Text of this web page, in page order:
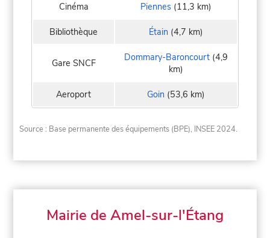
Cinéma Piennes (11,3 km)
Bibliothèque Étain (4,7 km)
Gare SNCF Dommary-Baroncourt (4,9
km)
Aeroport Goin (53,6 km)
Source : Base permanente des équipements (BPE), INSEE 2024.
Mairie de Amel-sur-l'Étang